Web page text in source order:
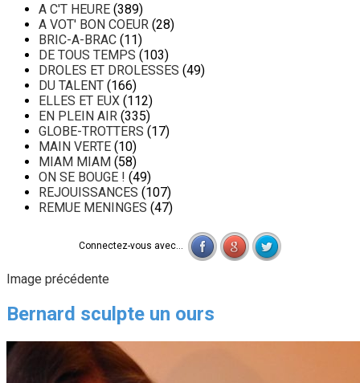
A C'T HEURE (389)
A VOT' BON COEUR (28)
BRIC-A-BRAC (11)
DE TOUS TEMPS (103)
DROLES ET DROLESSES (49)
DU TALENT (166)
ELLES ET EUX (112)
EN PLEIN AIR (335)
GLOBE-TROTTERS (17)
MAIN VERTE (10)
MIAM MIAM (58)
ON SE BOUGE ! (49)
REJOUISSANCES (107)
REMUE MENINGES (47)
Connectez-vous avec...
Image précédente
Bernard sculpte un ours